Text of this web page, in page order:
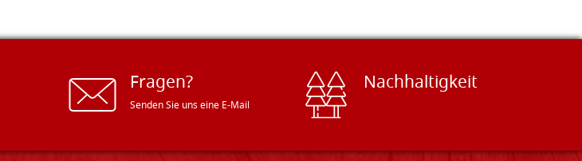
Fragen?
Senden Sie uns eine E-Mail
Nachhaltigkeit